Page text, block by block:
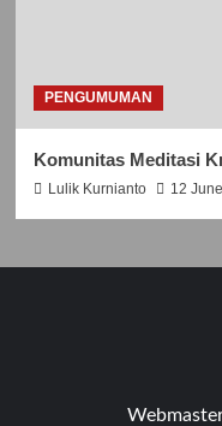
PENGUMUMAN
Komunitas Meditasi
Lulik Kurnianto 12